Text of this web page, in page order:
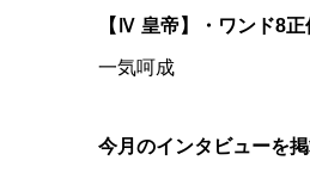
【Ⅳ 皇帝】・ワンド8正
一気呵成
今月のインタビューを